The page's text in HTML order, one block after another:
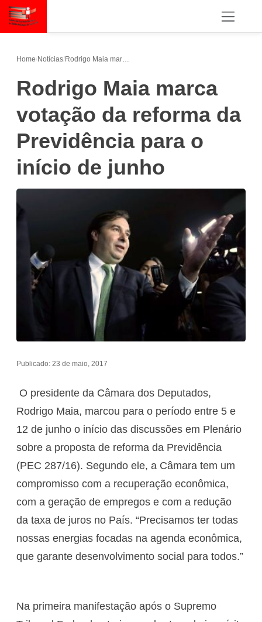
Home/Notícias/
Rodrigo Maia marca
votação da reforma da
Previdência para o
início de junho
Publicado: 23 de maio, 2017
O presidente da Câmara dos Deputados,
Rodrigo Maia, marcou para o período entre 5 e
12 de junho o início das discussões em Plenário
sobre a proposta de reforma da Previdência
(PEC 287/16). Segundo ele, a Câmara tem um
compromisso com a recuperação econômica,
com a geração de empregos e com a redução
da taxa de juros no País. “Precisamos ter todas
nossas energias focadas na agenda econômica,
que garante desenvolvimento social para todos.”
Na primeira manifestação após o Supremo